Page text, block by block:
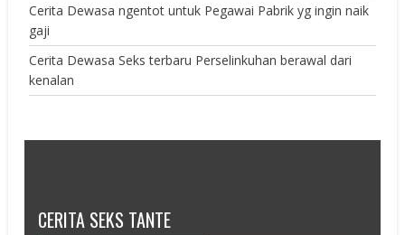
Cerita Dewasa ngentot untuk Pegawai Pabrik yg ingin naik
gaji
Cerita Dewasa Seks terbaru Perselinkuhan berawal dari
kenalan
CERITA SEKS TANTE